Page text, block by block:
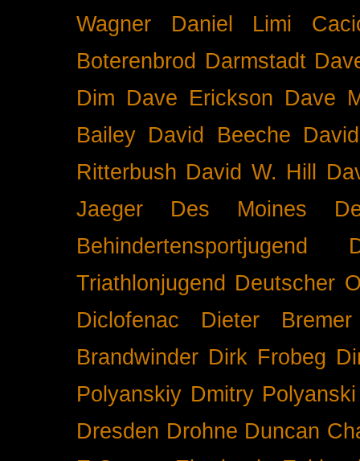
Wagner
Daniel Limi
Boterenbrod Darmstadt
Dim Dave Erickson Dave
Bailey David Beeche
Ritterbush David W. Hill
Jaeger
Des Moines
Behindertensportjugend
Triathlonjugend Deutscher
Diclofenac
Dieter Bremer
Brandwinder Dirk Frobeg
Polyanskiy Dmitry Polyanski
Dresden Drohne Duncan